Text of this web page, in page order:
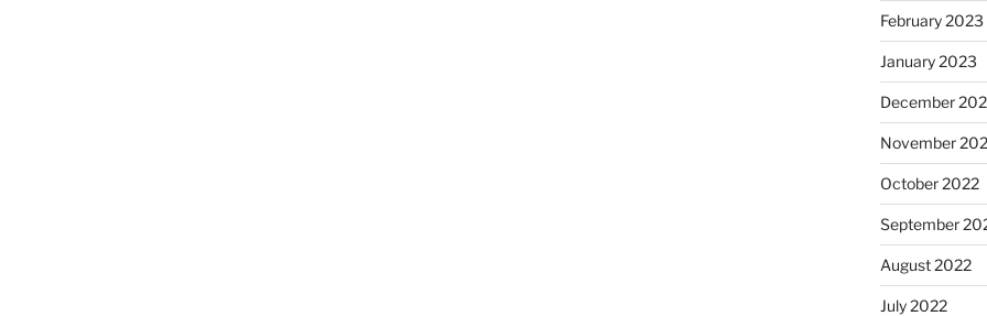
February 2023
January 2023
December
November
October 2022
September
August 2022
July 2022